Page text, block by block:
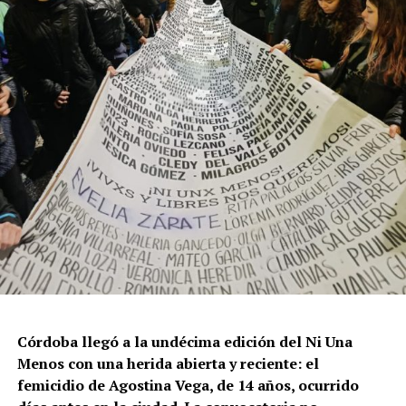
Por Francisco Pandolfi
Córdoba llegó a la undécima edición del Ni Una
Menos con una herida abierta y reciente: el
femicidio de Agostina Vega, de 14 años, ocurrido